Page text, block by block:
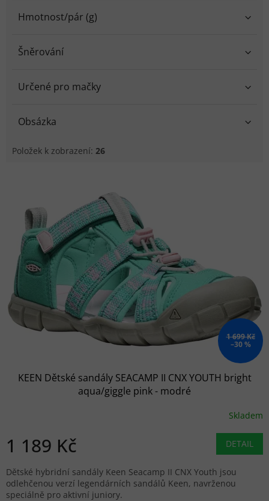
Hmotnost/pár (g)
Šněrování
Určené pro mačky
Obsázka
Položek k zobrazení: 26
1 699 Kč
–30 %
KEEN Dětské sandály SEACAMP II CNX YOUTH bright
aqua/giggle pink - modré
Skladem
1 189 Kč DETAIL
Dětské hybridní sandály Keen Seacamp II CNX Youth jsou
odlehčenou verzí legendárních sandálů Keen, navrženou
speciálně pro aktivní juniory.